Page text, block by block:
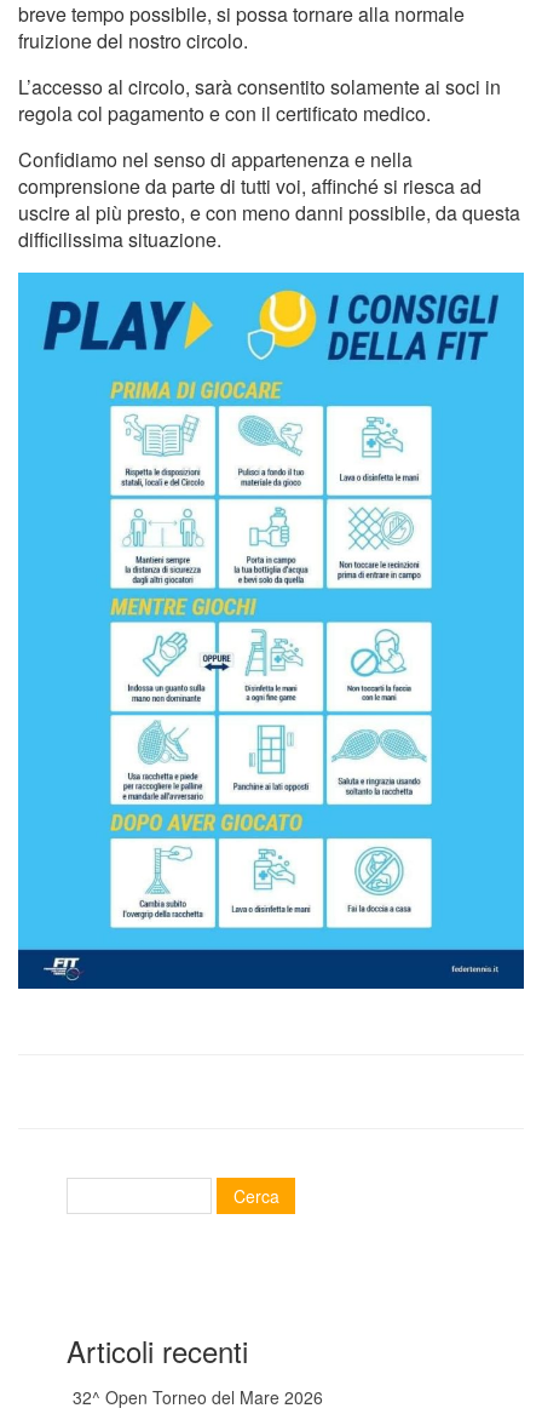
breve tempo possibile, si possa tornare alla normale
fruizione del nostro circolo.
L’accesso al circolo, sarà consentito solamente ai soci in
regola col pagamento e con il certificato medico.
Confidiamo nel senso di appartenenza e nella
comprensione da parte di tutti voi, affinché si riesca ad
uscire al più presto, e con meno danni possibile, da questa
difficilissima situazione.
Articoli recenti
32^ Open Torneo del Mare 2026